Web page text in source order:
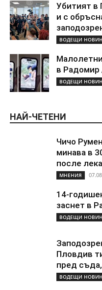
Убитият в
и с
ВОДЕЩИ
в
ВОДЕЩИ
НАЙ-ЧЕТЕНИ
Чичо
минава в
после
МНЕНИЯ
14-
заснет в
ВОДЕЩИ
Пловдив
пред
ВОДЕЩИ